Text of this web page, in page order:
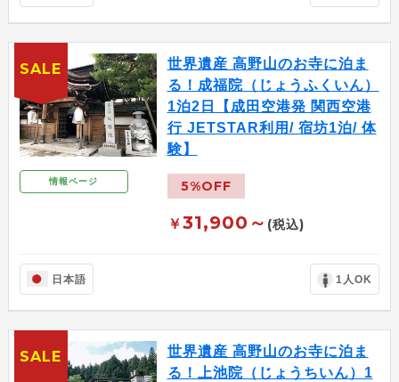
情報ページ
世界遺産 高野山のお寺に泊ま
る！成福院（じょうふくいん）
1泊2日【成田空港発 関西空港
行 JETSTAR利用/ 宿坊1泊/ 体
験】
5%OFF
￥31,900～ (税込)
日本語 1人OK
SALE
世界遺産 高野山のお寺に泊ま
る！上池院（じょうちいん）1
SALE